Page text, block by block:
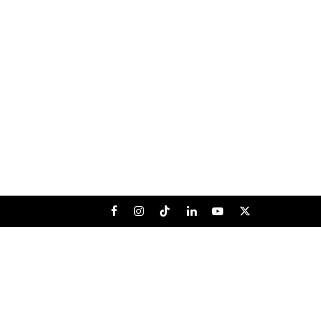
FacebookInstagram
TiktokLinkedInYoutube
X